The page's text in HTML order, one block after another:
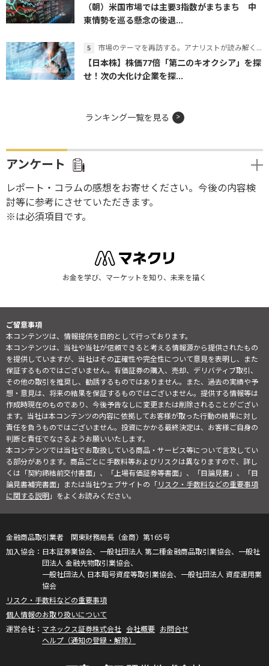
（朝）米国市場では主要3指数がまちまち 中
東情勢を巡る懸念の後退...
市場のテーマを再訪する。アナリストが読み解くテーマの本質
【日本株】株価77倍「第二のキオクシア」を探
せ！次の大化け企業を探...
ランキング一覧を見る
アンケート
レポート・コラムの感想をお寄せください。今後の内容検
討等に参考にさせていただきます。
※は必須項目です。
お金を学び、マーケットを知り、未来を描く
ご留意事項
本コンテンツは、情報提供を目的として行っております。
本コンテンツは、当社や当社が信頼できると考える情報源から提供されたもの
を提供していますが、当社はその正確性や完全性について意見を表明し、また
保証するものではございません。有価証券の購入、売却、デリバティブ取引、
その他の取引を推奨し、勧誘するものではありません。また、過去の実績や予
想・意見は、将来の結果を保証するものではございません。提供する情報等は
作成時現在のものであり、今後予告なしに変更または削除されることがござい
ます。当社は本コンテンツの内容に依拠してお客様が取った行動の結果に対し
責任を負うものではございません。投資にかかる最終決定は、お客様ご自身の
判断と責任でなさるようお願いいたします。
本コンテンツでは当社でお取扱している商品・サービス等について言及してい
る部分があります。商品ごとに手数料等およびリスクは異なりますので、詳し
くは「契約締結前交付書面」、「上場有価証券等書面」、「目論見書」、「目
論見書補完書面」または当社ウェブサイトの「リスク・手数料などの重要事項
に関する説明」をよくお読みください。
金融商品取引業者 関東財務局長（金商）第165号
日本証券業協会、一般社団法人 第二種金融商品取引業協会、一般社
団法人 金融先物取引業協会、
一般社団法人 日本暗号資産等取引業協会、一般社団法人 資産運用業
協会
リスク・手数料などの重要事項
個人情報のお取り扱いについて
マネックス証券株式会社 会社概要 お問合せ
ヘルプ（通知の登録・解除）